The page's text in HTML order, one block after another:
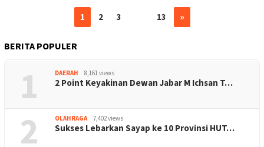
1 2 3 13 »
BERITA POPULER
1 DAERAH 8,161 views
2 Point Keyakinan Dewan Jabar M Ichsan T…
2 OLAHRAGA 7,402 views
Sukses Lebarkan Sayap ke 10 Provinsi HUT…